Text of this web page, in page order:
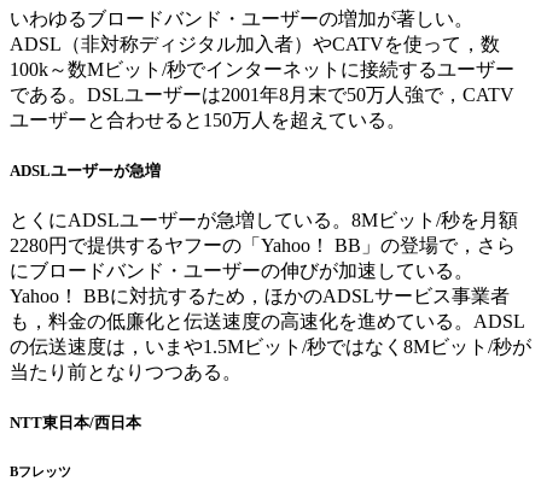
いわゆるブロードバンド・ユーザーの増加が著しい。
ADSL（非対称ディジタル加入者）やCATVを使って，数
100k～数Mビット/秒でインターネットに接続するユーザー
である。DSLユーザーは2001年8月末で50万人強で，CATV
ユーザーと合わせると150万人を超えている。
ADSLユーザーが急増
とくにADSLユーザーが急増している。8Mビット/秒を月額
2280円で提供するヤフーの「Yahoo！ BB」の登場で，さら
にブロードバンド・ユーザーの伸びが加速している。
Yahoo！ BBに対抗するため，ほかのADSLサービス事業者
も，料金の低廉化と伝送速度の高速化を進めている。ADSL
の伝送速度は，いまや1.5Mビット/秒ではなく8Mビット/秒が
当たり前となりつつある。
NTT東日本/西日本
Bフレッツ